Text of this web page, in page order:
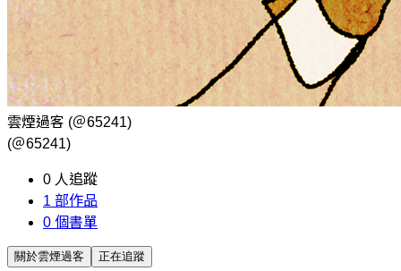
雲煙過客 (＠65241)
(＠65241)
0 人追蹤
1 部作品
0 個書單
關於雲煙過客 正在追蹤